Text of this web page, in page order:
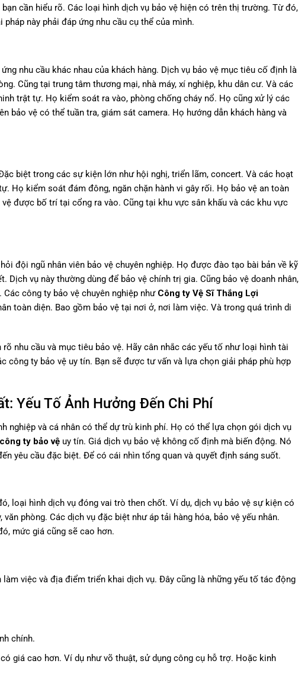
cần hiểu rõ. Các loại hình dịch vụ bảo vệ hiện có trên thị trường. Từ đó,
pháp này phải đáp ứng nhu cầu cụ thể của mình.
nhu cầu khác nhau của khách hàng. Dịch vụ bảo vệ mục tiêu cố định là
Cũng tại trung tâm thương mại, nhà máy, xí nghiệp, khu dân cư. Và các
trật tự. Họ kiểm soát ra vào, phòng chống cháy nổ. Họ cũng xử lý các
bảo vệ có thể tuần tra, giám sát camera. Họ hướng dẫn khách hàng và
biệt trong các sự kiện lớn như hội nghị, triển lãm, concert. Và các hoạt
Họ kiểm soát đám đông, ngăn chặn hành vi gây rối. Họ bảo vệ an toàn
được bố trí tại cổng ra vào. Cũng tại khu vực sân khấu và các khu vực
đội ngũ nhân viên bảo vệ chuyên nghiệp. Họ được đào tạo bài bản về kỹ
Dịch vụ này thường dùng để bảo vệ chính trị gia. Cũng bảo vệ doanh nhân,
công ty bảo vệ chuyên nghiệp như Công ty Vệ Sĩ Thắng Lợi
toàn diện. Bao gồm bảo vệ tại nơi ở, nơi làm việc. Và trong quá trình di
nhu cầu và mục tiêu bảo vệ. Hãy cân nhắc các yếu tố như loại hình tài
công ty bảo vệ uy tín. Bạn sẽ được tư vấn và lựa chọn giải pháp phù hợp
Yếu Tố Ảnh Hưởng Đến Chi Phí
nghiệp và cá nhân có thể dự trù kinh phí. Họ có thể lựa chọn gói dịch vụ
ty bảo vệ uy tín. Giá dịch vụ bảo vệ không cố định mà biến động. Nó
yêu cầu đặc biệt. Để có cái nhìn tổng quan và quyết định sáng suốt.
loại hình dịch vụ đóng vai trò then chốt. Ví dụ, dịch vụ bảo vệ sự kiện có
phòng. Các dịch vụ đặc biệt như áp tải hàng hóa, bảo vệ yếu nhân.
mức giá cũng sẽ cao hơn.
việc và địa điểm triển khai dịch vụ. Đây cũng là những yếu tố tác động
chính.
giá cao hơn. Ví dụ như võ thuật, sử dụng công cụ hỗ trợ. Hoặc kinh